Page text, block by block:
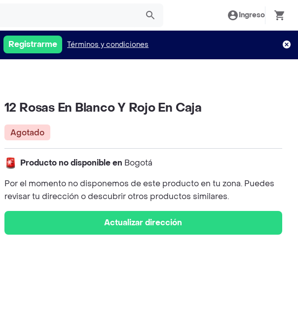
Ingreso
Registrarme Términos y condiciones
12 Rosas En Blanco Y Rojo En Caja
Agotado
Producto no disponible en Bogotá
Por el momento no disponemos de este producto en tu zona. Puedes
revisar tu dirección o descubrir otros productos similares.
Actualizar dirección